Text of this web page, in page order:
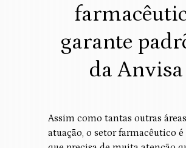
garante
da Anvisa
Assim como tantas outras
atuação, o setor farmacêutico é